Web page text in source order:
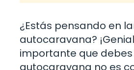
¿Estás pensando en
autocaravana?
importante que